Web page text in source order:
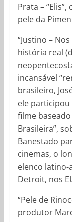
Prata –
pele da
“Justino –
história real
incansável
brasileiro,
ele participou
filme
Brasileira”,
Banestado
cinemas, o
elenco latino-
Detroit, nos
“Pele de
produtor